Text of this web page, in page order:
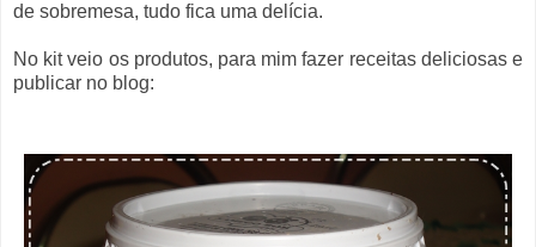
de sobremesa, tudo fica uma delícia.
No kit veio os produtos, para mim fazer receitas deliciosas e
publicar no blog: